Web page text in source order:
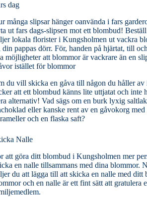
dag
många slipsar hänger oanvända i fars
ut fars dags-slipsen mot ett blombud!
lokala florister i Kungsholmen ut vackra
pappas dörr. För, handen på hjärtat, till
möjligheter att blommor är vackrare än en
istället för blommor
du vill skicka en gåva till någon du håller av
att ett blombud känns lite uttjatat och inte
alternativ! Vad sägs om en burk lyxig
eller kanske rent av en gåvokorg
och en flaska saft?
Nalle
att göra ditt blombud i Kungsholmen mer
en nalle tillsammans med dina blommor.
du att lägga till att skicka en nalle med ditt
och en nalle är ett fint sätt att gratulera